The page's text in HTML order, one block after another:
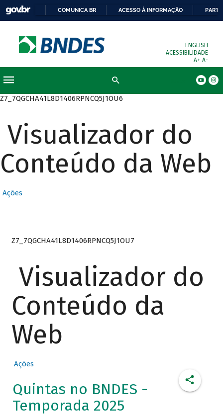
COMUNICA BR ACESSO À INFORMAÇÃO
ENGLISH
ACESSIBILIDADE
A+ A-
Z7_7QGCHA41L8D1406RPNCQ5J1OU6
Visualizador do
Conteúdo da Web
Ações
Z7_7QGCHA41L8D1406RPNCQ5J1OU7
Visualizador do
Conteúdo da
Web
Ações
Quintas no BNDES -
Temporada 2025